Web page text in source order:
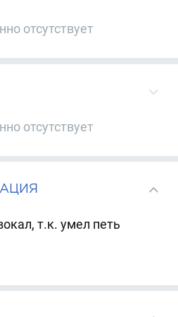
отсутствует
отсутствует
т.к. умел петь